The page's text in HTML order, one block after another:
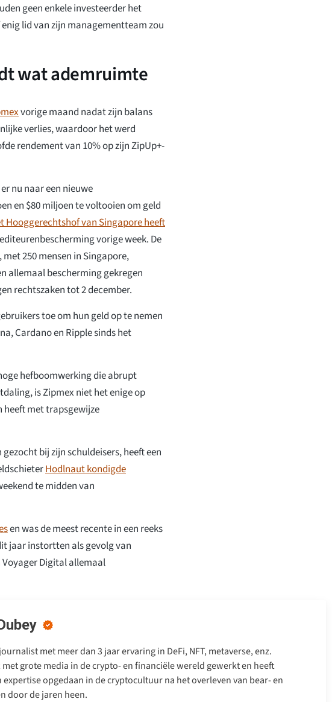
geen enkele investeerder het
lid van zijn managementteam zou
wat ademruimte
vorige maand nadat zijn balans
verlies, waardoor het werd
rendement van 10% op zijn ZipUp+-
nu naar een nieuwe
en $80 miljoen te voltooien om geld
Hooggerechtshof van Singapore heeft
vorige week. De
250 mensen in Singapore,
allemaal bescherming gekregen
rechtszaken tot 2 december.
toe om hun geld op te nemen
Cardano en Ripple sinds het
hefboomwerking die abrupt
is Zipmex niet het enige op
heeft met trapsgewijze
bij zijn schuldeisers, heeft een
Hodlnaut kondigde
te midden van
en was de meest recente in een reeks
jaar instortten als gevolg van
Digital allemaal
met meer dan 3 jaar ervaring in DeFi, NFT, metaverse, enz.
met grote media in de crypto- en financiële wereld gewerkt en heeft
expertise opgedaan in de cryptocultuur na het overleven van bear- en
door de jaren heen.